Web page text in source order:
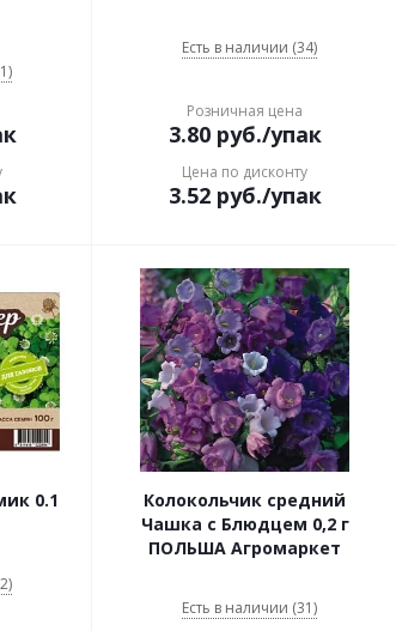
Есть в наличии (34)
Розничная цена
3.80руб./упак
Цена по дисконту
3.52руб./упак
0.1
Колокольчик средний
Чашка с Блюдцем 0,2 г
ПОЛЬША Агромаркет
Есть в наличии (31)